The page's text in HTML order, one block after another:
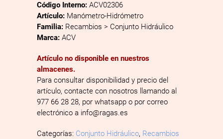
Código Interno: ACV02306
Artículo: Manómetro-Hidrómetro
Familia: Recambios > Conjunto Hidráulico
Marca: ACV
Artículo no disponible en nuestros
almacenes.
Para consultar disponibilidad y precio del
artículo, contacte con nosotros llamando al
977 66 28 28, por whatsapp o por correo
electrónico a info@ragas.es
Categorías: Conjunto Hidráulico, Recambios